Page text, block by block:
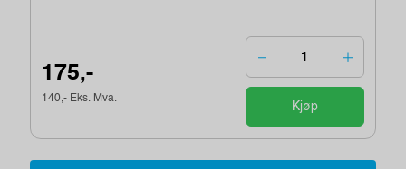
175,-
140,- Eks. Mva.
Kjøp